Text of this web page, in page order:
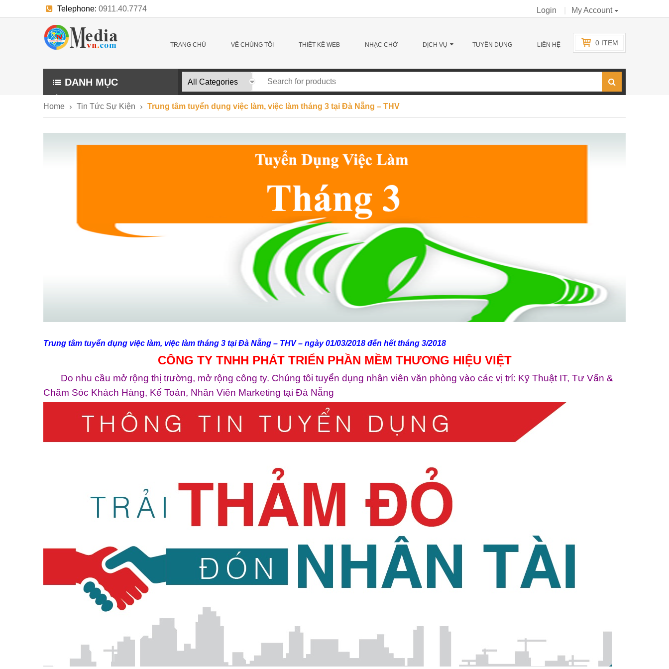
Telephone: 0911.40.7774
E-mail:trangthuonghieu.kythuat@gmail.com
My Account
Login
TRANG CHỦ VỀ CHÚNG TÔI THIẾT KẾ WEB NHẠC CHỜ DỊCH VỤ TUYỂN DỤNG LIÊN HỆ 0 ITEM
DANH MỤC
Home Tin Tức Sự Kiện Trung tâm tuyển dụng việc làm, việc làm tháng 3 tại Đà Nẵng – THV
Trung tâm tuyển dụng việc làm, việc làm tháng 3 tại Đà Nẵng – THV – ngày 01/03/2018 đến hết tháng 3/2018
CÔNG TY TNHH PHÁT TRIỂN PHẦN MỀM THƯƠNG HIỆU VIỆT
Do nhu cầu mở rộng thị trường, mở rộng công ty. Chúng tôi tuyển dụng nhân viên văn phòng vào các vị trí: Kỹ Thuật IT, Tư Vấn &
Chăm Sóc Khách Hàng, Kế Toán, Nhân Viên Marketing tại Đà Nẵng